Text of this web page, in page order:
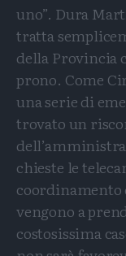
uno”. Dura
tratta
della Provincia
prono. Come
una serie di
trovato un
chieste le
coordinamento
vengono a
costosissima